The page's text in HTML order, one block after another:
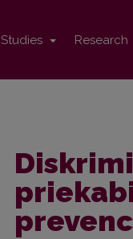
Studies Research